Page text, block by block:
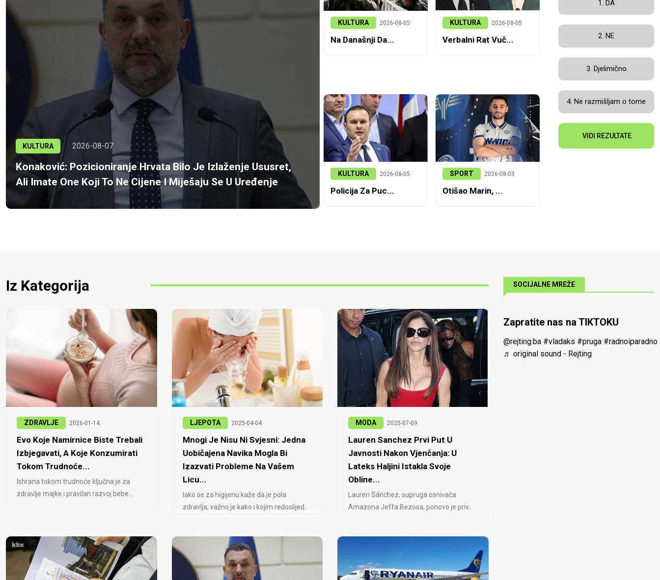
KULTURA 2026-08-07
Konaković: Pozicioniranje Hrvata Bilo Je Izlaženje Ususret,
Ali Imate One Koji To Ne Cijene I Miješaju Se U Uređenje
KULTURA 2026-08-05
Na Današnji Da...
KULTURA 2026-08-05
Verbalni Rat Vuč...
KULTURA 2026-08-05
Policija Za Puc...
SPORT 2026-08-03
Otišao Marin, ...
1. DA
2. NE
3. Djelimično
4. Ne razmišljam o tome
VIDI REZULTATE
Iz Kategorija
ZDRAVLJE 2026-01-14
Evo Koje Namirnice Biste Trebali
Izbjegavati, A Koje Konzumirati
Tokom Trudnoće...
Ishrana tokom trudnoće ključna je za
zdravlje majke i pravilan razvoj bebe...
LJEPOTA 2025-04-04
Mnogi Je Nisu Ni Svjesni: Jedna
Uobičajena Navika Mogla Bi
Izazvati Probleme Na Vašem
Licu...
Iako se za higijenu kaže da je pola
zdravlja, važno je kako i kojim redoslijed..
MODA 2025-07-09
Lauren Sanchez Prvi Put U
Javnosti Nakon Vjenčanja: U
Lateks Haljini Istakla Svoje
Obline...
Lauren Sánchez, supruga osnivača
Amazona Jeffa Bezosa, ponovo je priv..
SOCIJALNE MREŽE
Zapratite nas na TIKTOKU
@rejting.ba #vladaks #pruga #radnoiparadno
♬ original sound - Rejting